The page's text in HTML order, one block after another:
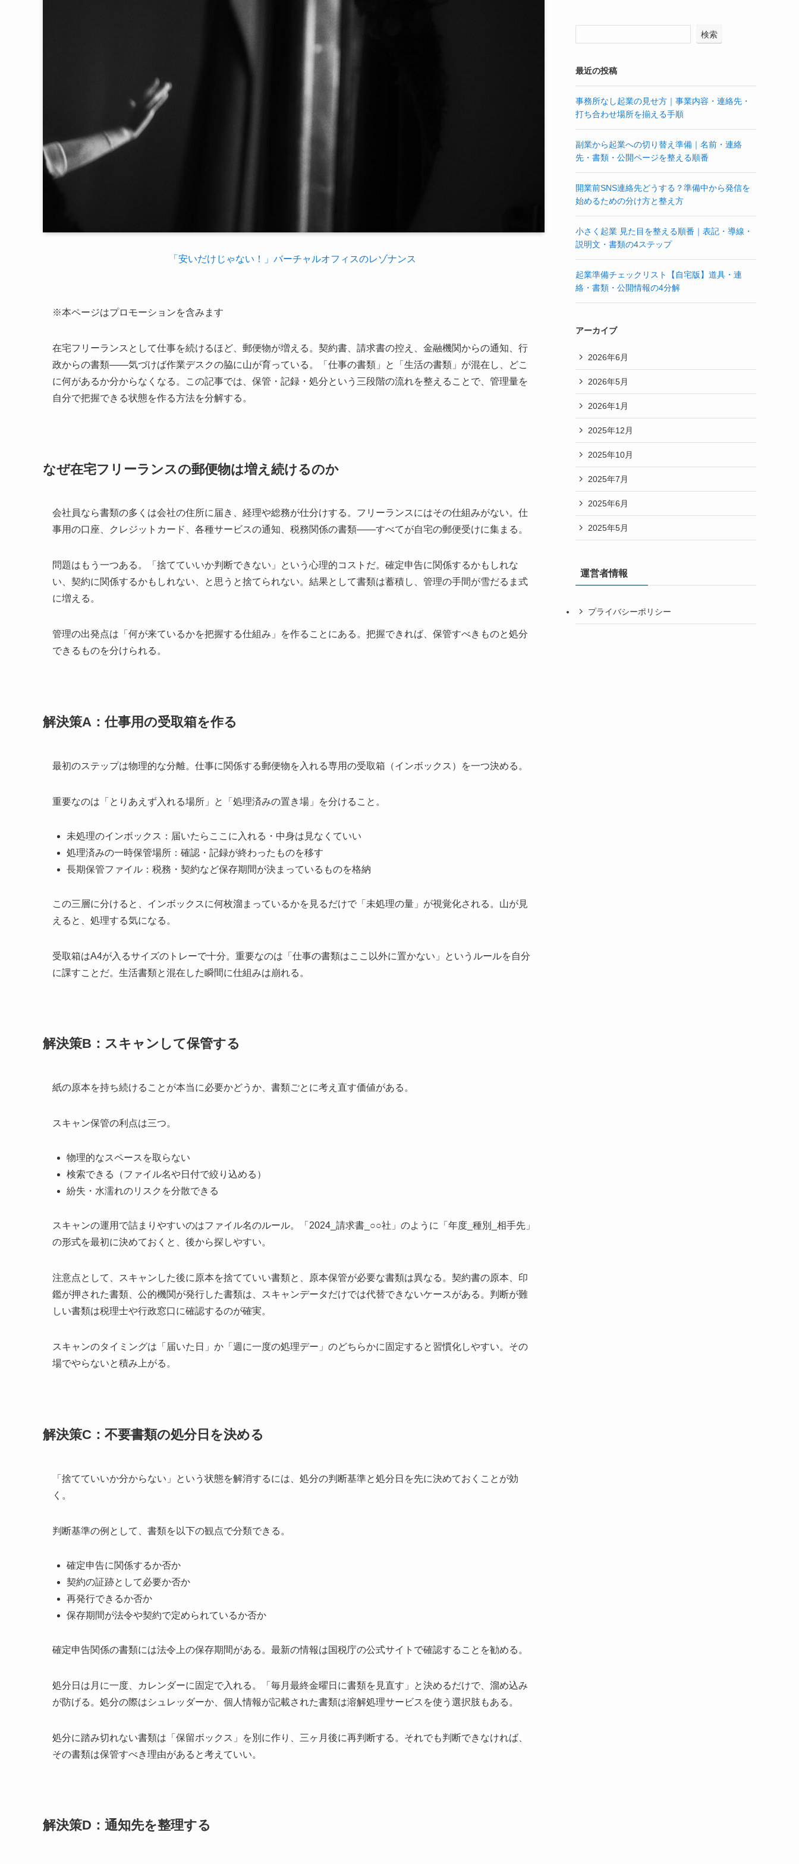
「安いだけじゃない！」バーチャルオフィスのレゾナンス
※本ページはプロモーションを含みます
在宅フリーランスとして仕事を続けるほど、郵便物が増える。契約書、請求書の控え、金融機関からの通知、行
政からの書類——気づけば作業デスクの脇に山が育っている。「仕事の書類」と「生活の書類」が混在し、どこ
に何があるか分からなくなる。この記事では、保管・記録・処分という三段階の流れを整えることで、管理量を
自分で把握できる状態を作る方法を分解する。
なぜ在宅フリーランスの郵便物は増え続けるのか
会社員なら書類の多くは会社の住所に届き、経理や総務が仕分けする。フリーランスにはその仕組みがない。仕
事用の口座、クレジットカード、各種サービスの通知、税務関係の書類——すべてが自宅の郵便受けに集まる。
問題はもう一つある。「捨てていいか判断できない」という心理的コストだ。確定申告に関係するかもしれな
い、契約に関係するかもしれない、と思うと捨てられない。結果として書類は蓄積し、管理の手間が雪だるま式
に増える。
管理の出発点は「何が来ているかを把握する仕組み」を作ることにある。把握できれば、保管すべきものと処分
できるものを分けられる。
解決策A：仕事用の受取箱を作る
最初のステップは物理的な分離。仕事に関係する郵便物を入れる専用の受取箱（インボックス）を一つ決める。
重要なのは「とりあえず入れる場所」と「処理済みの置き場」を分けること。
未処理のインボックス：届いたらここに入れる・中身は見なくていい
処理済みの一時保管場所：確認・記録が終わったものを移す
長期保管ファイル：税務・契約など保存期間が決まっているものを格納
この三層に分けると、インボックスに何枚溜まっているかを見るだけで「未処理の量」が視覚化される。山が見
えると、処理する気になる。
受取箱はA4が入るサイズのトレーで十分。重要なのは「仕事の書類はここ以外に置かない」というルールを自分
に課すことだ。生活書類と混在した瞬間に仕組みは崩れる。
解決策B：スキャンして保管する
紙の原本を持ち続けることが本当に必要かどうか、書類ごとに考え直す価値がある。
スキャン保管の利点は三つ。
物理的なスペースを取らない
検索できる（ファイル名や日付で絞り込める）
紛失・水濡れのリスクを分散できる
スキャンの運用で詰まりやすいのはファイル名のルール。「2024_請求書_○○社」のように「年度_種別_相手先」
の形式を最初に決めておくと、後から探しやすい。
注意点として、スキャンした後に原本を捨てていい書類と、原本保管が必要な書類は異なる。契約書の原本、印
鑑が押された書類、公的機関が発行した書類は、スキャンデータだけでは代替できないケースがある。判断が難
しい書類は税理士や行政窓口に確認するのが確実。
スキャンのタイミングは「届いた日」か「週に一度の処理デー」のどちらかに固定すると習慣化しやすい。その
場でやらないと積み上がる。
解決策C：不要書類の処分日を決める
「捨てていいか分からない」という状態を解消するには、処分の判断基準と処分日を先に決めておくことが効
く。
判断基準の例として、書類を以下の観点で分類できる。
確定申告に関係するか否か
契約の証跡として必要か否か
再発行できるか否か
保存期間が法令や契約で定められているか否か
確定申告関係の書類には法令上の保存期間がある。最新の情報は国税庁の公式サイトで確認することを勧める。
処分日は月に一度、カレンダーに固定で入れる。「毎月最終金曜日に書類を見直す」と決めるだけで、溜め込み
が防げる。処分の際はシュレッダーか、個人情報が記載された書類は溶解処理サービスを使う選択肢もある。
処分に踏み切れない書類は「保留ボックス」を別に作り、三ヶ月後に再判断する。それでも判断できなければ、
その書類は保管すべき理由があると考えていい。
解決策D：通知先を整理する
検索
最近の投稿
事務所なし起業の見せ方｜事業内容・連絡先・
打ち合わせ場所を揃える手順
副業から起業への切り替え準備｜名前・連絡
先・書類・公開ページを整える順番
開業前SNS連絡先どうする？準備中から発信を
始めるための分け方と整え方
小さく起業 見た目を整える順番｜表記・導線・
説明文・書類の4ステップ
起業準備チェックリスト【自宅版】道具・連
絡・書類・公開情報の4分解
アーカイブ
2026年6月
2026年5月
2026年1月
2025年12月
2025年10月
2025年7月
2025年6月
2025年5月
運営者情報
プライバシーポリシー